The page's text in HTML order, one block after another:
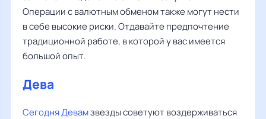
Операции с валютным обменом также могут нести
в себе высокие риски. Отдавайте предпочтение
традиционной работе, в которой у вас имеется
большой опыт.
Дева
Сегодня Девамзвезды советуют воздерживаться